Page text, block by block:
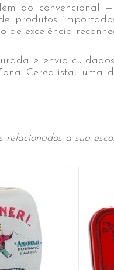
do convencional
produtos
excelência
e envio
Cerealista, uma
relacionados a sua